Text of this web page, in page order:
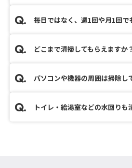
毎日ではなく、週1回や月1回で
どこまで清掃してもらえますか
パソコンや機器の周囲は掃除し
トイレ・給湯室などの水回りも